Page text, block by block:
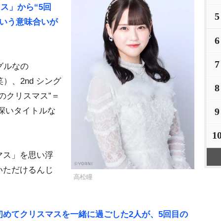
高松瞳
」から“5回
う意味合いが
なの
）、2nd シング
クリスマス”＝
いタイトルな
」を思い浮
だけるんじ
てクリスマスを一緒に過ごした2人が、5回目の
5
6
7
8
9